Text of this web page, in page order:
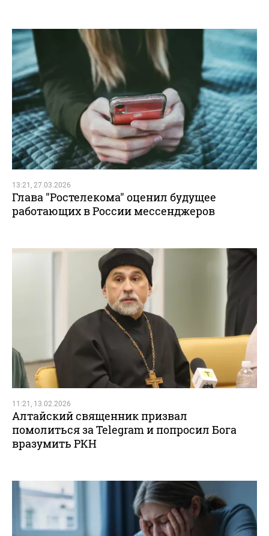
13:21, 27.03.2026
Глава "Ростелекома" оценил будущее
работающих в России мессенджеров
11:21, 13.02.2026
Алтайский священник призвал
помолиться за Telegram и попросил Бога
вразумить РКН